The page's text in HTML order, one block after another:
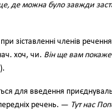
де можна було завжди
зіставленні членів
хоч, чи. Він ще вам
для введення
речень. — Тут нас